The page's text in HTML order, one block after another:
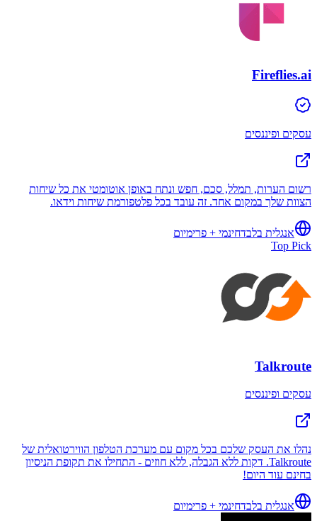
Fireflies.ai
עסקים ופיננסים
רשום הערות, תמלל, סכם, חפש ונתח באופן אוטומטי את כל שיחות
הצוות שלך במקום אחד. זה עובד בכל פלטפורמת שיחות וידאו.
אנגלית בלבדחינמי + פרימיום
Top Pick
Talkroute
עסקים ופיננסים
נהלו את העסק שלכם בכל מקום עם מערכת הטלפון הווירטואלית של
Talkroute. דקות ללא הגבלה, ללא חוזים - התחילו את תקופת הניסיון
בחינם עוד היום!
אנגלית בלבדחינמי + פרימיום